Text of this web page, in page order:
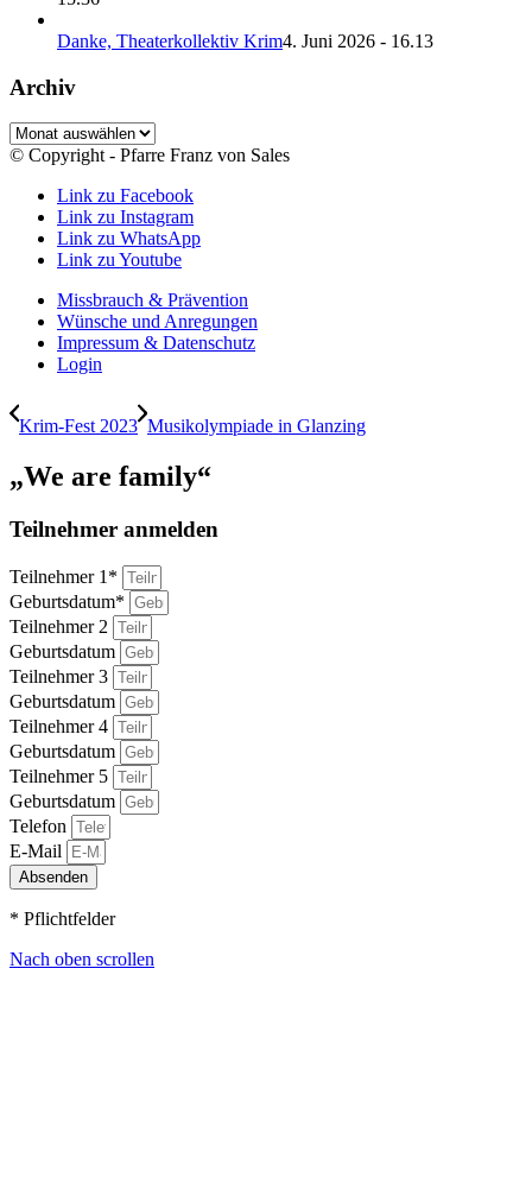
Danke, Theaterkollektiv Krim4. Juni 2026 - 16.13
Archiv
Archiv
© Copyright - Pfarre Franz von Sales
Link zu Facebook
Link zu Instagram
Link zu WhatsApp
Link zu Youtube
Missbrauch & Prävention
Wünsche und Anregungen
Impressum & Datenschutz
Login
Krim-Fest 2023 Musikolympiade in Glanzing
„We are family“
Teilnehmer anmelden
Teilnehmer 1*
Geburtsdatum*
Teilnehmer 2
Geburtsdatum
Teilnehmer 3
Geburtsdatum
Teilnehmer 4
Geburtsdatum
Teilnehmer 5
Geburtsdatum
Telefon
E-Mail
Absenden
* Pflichtfelder
Nach oben scrollen